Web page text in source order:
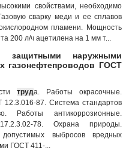
свойствами, необходимо
сварку меди и ее сплавов
пламени. Мощность
200 л/ч ацетилена на 1 мм т...
наружными
газонефтепроводов ГОСТ
труда. Работы окрасочные.
87. Система стандартов
Работы антикоррозионные.
78. Охрана природы.
выбросов вредных
ГОСТ 411-...